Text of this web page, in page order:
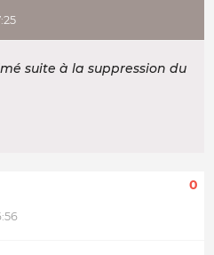
suite à la suppression du
0